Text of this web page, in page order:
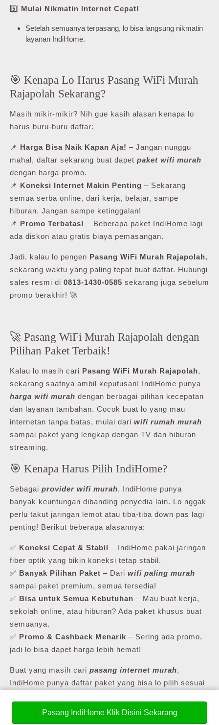
5️⃣ Mulai Nikmatin Internet Cepat!
Setelah semuanya terpasang, lo bisa langsung nikmatin
layanan IndiHome.
🎯 Kenapa Lo Harus Pasang WiFi Murah
Rajapolah Sekarang?
Masih mikir-mikir? Nih gue kasih alasan kenapa lo
harus buru-buru daftar:
📌 Harga Bisa Naik Kapan Aja! – Jangan nunggu
mahal, daftar sekarang buat dapet paket wifi murah
dengan harga promo.
📌 Koneksi Internet Makin Penting – Sekarang
semua serba online, dari kerja, belajar, sampe
hiburan. Jangan sampe ketinggalan!
📌 Promo Terbatas! – Beberapa paket IndiHome lagi
ada diskon atau gratis biaya pemasangan.
Jadi, kalau lo pengen Pasang WiFi Murah Rajapolah,
sekarang waktu yang paling tepat buat daftar. Hubungi
sales resmi di 0813-1430-0585 sekarang juga sebelum
promo berakhir! 🚀
🚀 Pasang WiFi Murah Rajapolah dengan
Pilihan Paket Terbaik!
Kalau lo masih cari Pasang WiFi Murah Rajapolah,
sekarang saatnya ambil keputusan! IndiHome punya
harga wifi murah dengan berbagai pilihan kecepatan
dan layanan tambahan. Cocok buat lo yang mau
internetan tanpa batas, mulai dari wifi rumah murah
sampai paket yang lengkap dengan TV dan hiburan
streaming.
🎯 Kenapa Harus Pilih IndiHome?
Sebagai provider wifi murah, IndiHome punya
banyak keuntungan dibanding penyedia lain. Lo nggak
perlu takut jaringan lemot atau tiba-tiba down pas lagi
penting! Berikut beberapa alasannya:
✅ Koneksi Cepat & Stabil – IndiHome pakai jaringan
fiber optik yang bikin koneksi tetap stabil.
✅ Banyak Pilihan Paket – Dari wifi paling murah
sampai paket premium, semua tersedia!
✅ Bisa untuk Semua Kebutuhan – Mau buat kerja,
sekolah online, atau hiburan? Ada paket khusus buat
semuanya.
✅ Promo & Cashback Menarik – Sering ada promo,
jadi lo bisa dapet harga lebih hemat!
Buat yang masih cari pasang internet murah,
IndiHome punya daftar paket yang bisa lo pilih sesuai
Pasang IndiHome Klik Disini Sekarang